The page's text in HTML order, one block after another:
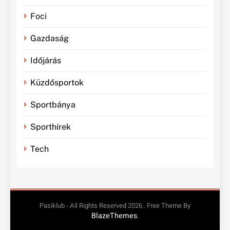
Foci
Gazdaság
Időjárás
Küzdősportok
Sportbánya
Sporthírek
Tech
Pasiklub - All Rights Reserved 2026.. Free Theme By
BlazeThemes.